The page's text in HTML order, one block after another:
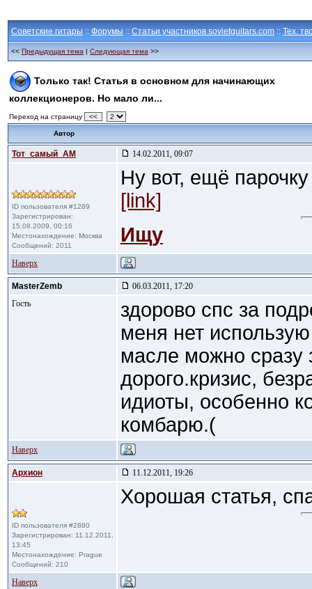
Советские гитары :: Форумы :: Статьи участников sovietguitars.com :: Тех.
<< Предыдущая тема | Следующая тема >>
Только так! Статья в основном для начинающих
коллекционеров. Но мало ли...
Переход на страницу <<
Автор
Тот_самый_АМ 14.02.2011, 09:07
ID пользователя #1289
Зарегистрирован:
15.08.2009, 00:16
Местонахождение: Москва
Сообщений: 2011
Ну вот, ещё
[link]
Ищу
Наверх
MasterZemb
06.03.2011, 17:20
Гость
здорово спс за
меня нет
масле можно сразу
дорого.кризис,
идиоты, особенно
комбарю.(
Наверх
Архион 11.12.2011, 19:26
ID пользователя #2880
Зарегистрирован: 11.12.2011,
13:45
Местонахождение: Prague
Сообщений: 210
Хорошая статья,
Наверх